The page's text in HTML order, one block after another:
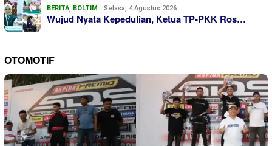
BERITA, BOLTIM Selasa, 4 Agustus 2026
Wujud Nyata Kepedulian, Ketua TP-PKK Ros…
OTOMOTIF